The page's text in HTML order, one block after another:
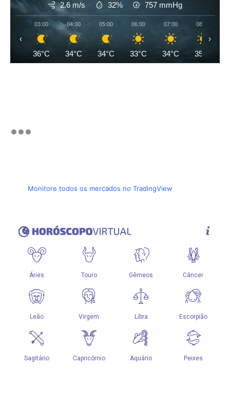
2.6 m/s 32% 757 mmHg
03:00
36°C
04:00
34°C
05:00
34°C
06:00
33°C
07:00
34°C
08:00
35°C
‹ ›
Monitore todos os mercados no TradingView